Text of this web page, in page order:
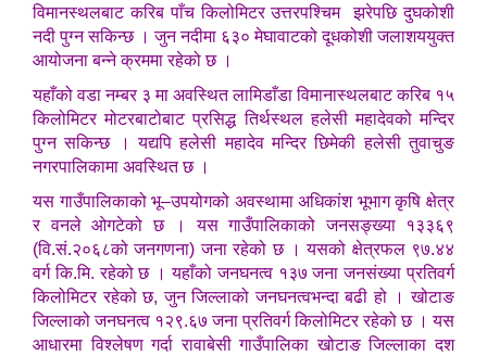
विमानस्थलबाट करिब पाँच किलोमिटर उत्तरपश्चिम झरेपछि दुघकोशी
नदी पुग्न सकिन्छ । जुन नदीमा ६३० मेघावाटको दूधकोशी जलाशययुक्त
आयोजना बन्ने क्रममा रहेको छ ।
यहाँको वडा नम्बर ३ मा अवस्थित लामिडाँडा विमानास्थलबाट करिब १५
किलोमिटर मोटरबाटोबाट प्रसिद्ध तिर्थस्थल हलेसी महादेवको मन्दिर
पुग्न सकिन्छ । यद्यपि हलेसी महादेव मन्दिर छिमेकी हलेसी तुवाचुङ
नगरपालिकामा अवस्थित छ ।
यस गाउँपालिकाको भू–उपयोगको अवस्थामा अधिकांश भूभाग कृषि क्षेत्र
र वनले ओगटेको छ । यस गाउँपालिकाको जनसङ्ख्या १३३६९
(वि.सं.२०६८को जनगणना) जना रहेको छ । यसको क्षेत्रफल ९७.४४
वर्ग कि.मि. रहेको छ । यहाँको जनघनत्व १३७ जना जनसंख्या प्रतिवर्ग
किलोमिटर रहेको छ, जुन जिल्लाको जनघनत्वभन्दा बढी हो । खोटाङ
जिल्लाको जनघनत्व १२९.६७ जना प्रतिवर्ग किलोमिटर रहेको छ । यस
आधारमा विश्लेषण गर्दा रावाबेसी गाउँपालिका खोटाङ जिल्लाका दश